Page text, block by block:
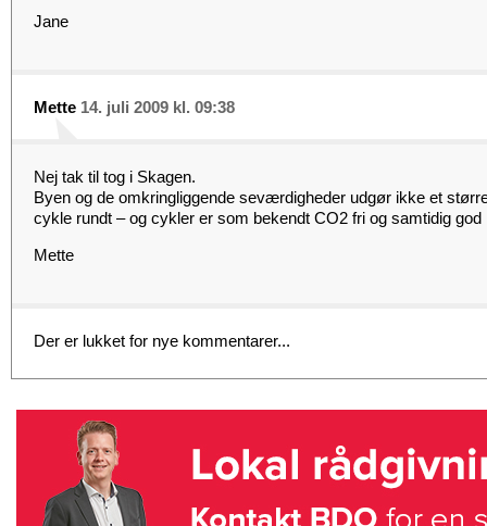
Jane
Mette 14. juli 2009 kl. 09:38
Nej tak til tog i Skagen.
Byen og de omkringliggende seværdigheder udgør ikke et
cykle rundt – og cykler er som bekendt CO2 fri og samtidig god
Mette
Der er lukket for nye kommentarer...